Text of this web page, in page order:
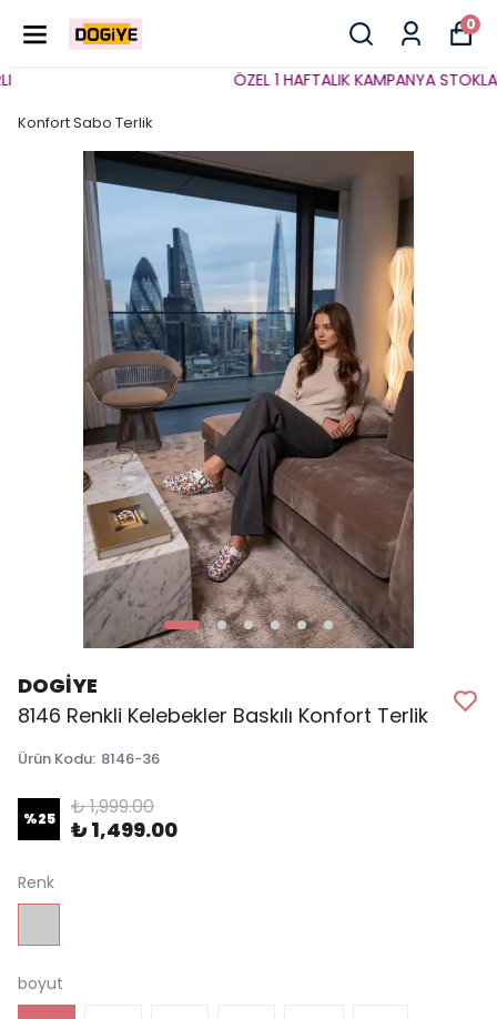
0
ÖZEL 1 HAFTALIK KAMPANYA
Konfort Sabo Terlik
DOGİYE
8146 Renkli Kelebekler Baskılı Konfort Terlik
Ürün Kodu: 8146-36
%25 ₺ 1,999.00
₺ 1,499.00
Renk
boyut